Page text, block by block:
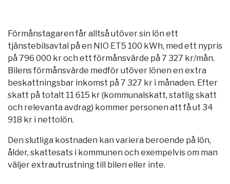
Förmånstagaren får alltså utöver sin lön ett
tjänstebilsavtal på en NIO ET5 100 kWh, med ett nypris
på 796 000 kr och ett förmånsvärde på 7 327 kr/mån.
Bilens förmånsvärde medför utöver lönen en extra
beskattningsbar inkomst på 7 327 kr i månaden. Efter
skatt på totalt 11 615 kr (kommunalskatt, statlig skatt
och relevanta avdrag) kommer personen att få ut 34
918 kr i nettolön.
Den slutliga kostnaden kan variera beroende på lön,
ålder, skattesats i kommunen och exempelvis om man
väljer extrautrustning till bilen eller inte.